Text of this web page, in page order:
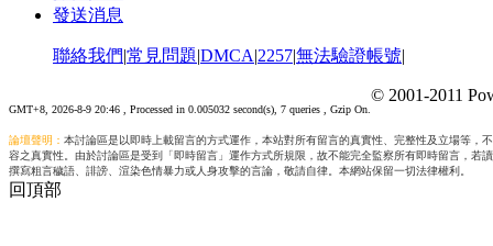
發送消息
聯絡我們|常見問題|DMCA|2257|無法驗證帳號|
GMT+8, 2026-8-9 20:46 , Processed in 0.005032 second(s), 7 queries , Gzip On.
© 2001-2011
論壇聲明： 本討論區是以即時上載留言的方式運作，本站對所有留言的真實性、完整性及立場等
容之真實性。由於討論區是受到「即時留言」運作方式所規限，故不能完全監察所有即時留言，
撰寫粗言穢語、誹謗、渲染色情暴力或人身攻擊的言論，敬請自律。本網站保留一切法律權利。
回頂部